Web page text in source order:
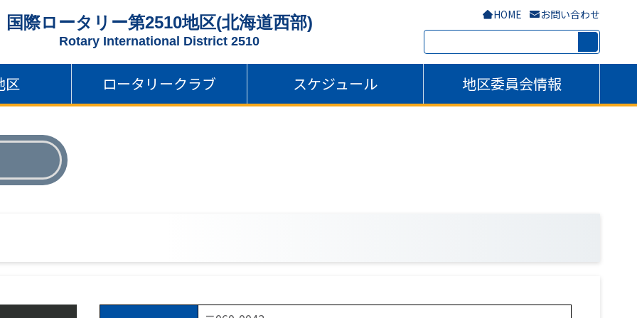
国際ロータリー第2510地区(北海道西部)
Rotary International District 2510
HOME お問い合わせ
索:
区 ロータリークラブ スケジュール 地区委員会情報